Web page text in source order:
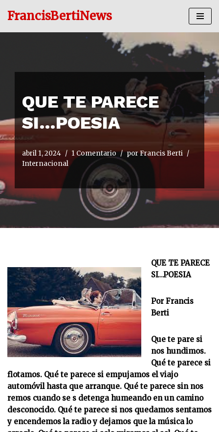
FrancisBertiNews
QUE TE PARECE
SI…POESIA
abril 1, 2024 1 Comentario porFrancis Berti
Internacional
QUE TE PARECE
SI…POESIA
Por Francis
Berti
Que te pare si
nos hundimos.
Qué te parece si
flotamos. Qué te parece si empujamos el viajo
automóvil hasta que arranque. Qué te parece sin nos
remos cuando se s detenga humeando en un camino
desconocido. Qué te parece si nos quedamos sentamos
y encendemos la radio y dejamos que la música lo